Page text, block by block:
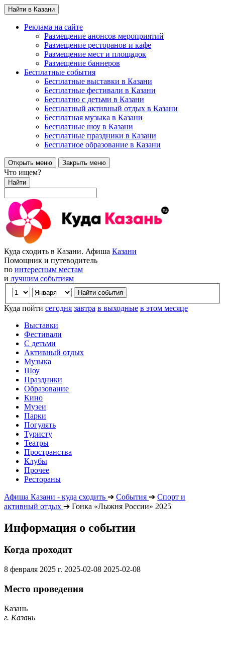
Найти в Казани
Реклама на сайте
Размещение анонсов мероприятий
Размещение ресторанов и кафе
Размещение мест и площадок
Размещение баннеров
Бесплатные события
Бесплатные выставки в Казани
Бесплатные фестивали в Казани
Бесплатно с детьми в Казани
Бесплатный активный отдых в Казани
Бесплатная музыка в Казани
Бесплатные шоу в Казани
Бесплатные праздники в Казани
Бесплатное образование в Казани
Открыть меню Закрыть меню
Что ищем?
Найти
Куда сходить в Казани. Афиша Казани
Помощник и путеводитель
по интересным местам
и лучшим событиям
Куда пойти сегодня завтра в выходные в этом месяце
Выставки
Фестивали
С детьми
Активный отдых
Музыка
Шоу
Праздники
Образование
Кино
Музеи
Парки
Погулять
Туристу
Театры
Пространства
Клубы
Прочее
Рестораны
Афиша Казани - куда сходить ➔ События ➔ Спорт и
активный отдых ➔ Гонка «Лыжня России» 2025
Информация о событии
Когда проходит
8 февраля 2025 г. 2025-02-08 2025-02-08
Место проведения
Казань
г. Казань